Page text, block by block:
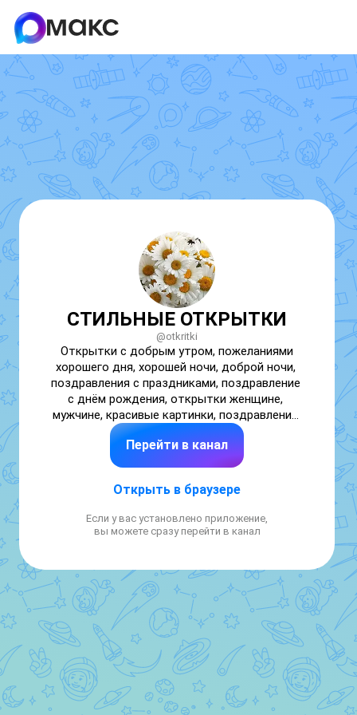
СТИЛЬНЫЕ ОТКРЫТКИ
@otkritki
Открытки с добрым утром, пожеланиями
хорошего дня, хорошей ночи, доброй ночи,
поздравления с праздниками, поздравление
с днём рождения, открытки женщине,
мужчине, красивые картинки, поздравление
с годовщиной, на годовщину. Поздравить и
отправить открытку
Перейти в канал
Открыть в браузере
Если у вас установлено приложение,
вы можете сразу перейти в канал